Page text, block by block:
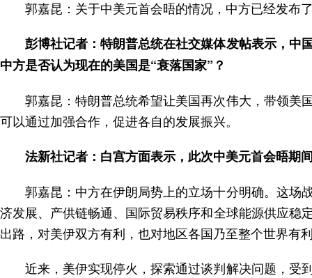
郭嘉昆：关于中美元首会晤的情况，中方已经发布
彭博社记者：特朗普总统在社交媒体发帖表示，中
中方是否认为现在的美国是“衰落国家”？
郭嘉昆：特朗普总统希望让美国再次伟大，带领美
可以通过加强合作，促进各自的发展振兴。
法新社记者：白宫方面表示，此次中美元首会晤期
郭嘉昆：中方在伊朗局势上的立场十分明确。这场
济发展、产供链畅通、国际贸易秩序和全球能源供应稳
出路，对美伊双方有利，也对地区各国乃至整个世界有
近来，美伊实现停火，探索通过谈判解决问题，受